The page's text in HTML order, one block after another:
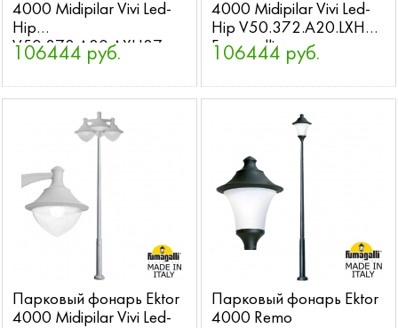
4000 Midipilar Vivi Led-
Hip
V50.372.A20.AXH27
106444 руб.
4000 Midipilar Vivi Led-
Hip V50.372.A20.LXH27
Fumagalli
106444 руб.
Парковый фонарь Ektor
4000 Midipilar Vivi Led-
Парковый фонарь Ektor
4000 Remo